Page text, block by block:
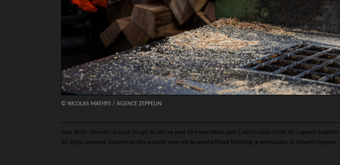
© NICOLAS MATHYS / AGENCE ZEPPELIN
Tous droits réservés. Aucune image du site ne peut être reproduite sans l'autorisation écrite de l'agence Zeppelin.
All rights reserved. Content on this website may not be used without licensing or permission of Zeppelin Agency.